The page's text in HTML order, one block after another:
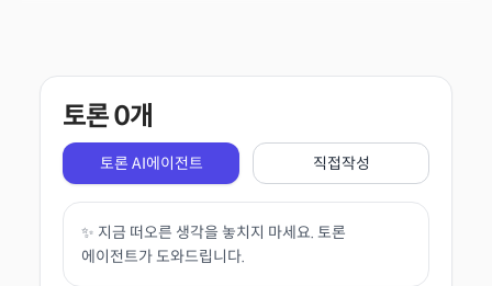
토론0개
토론 AI에이전트 직접작성
✨ 지금 떠오른 생각을 놓치지 마세요. 토론
에이전트가 도와드립니다.